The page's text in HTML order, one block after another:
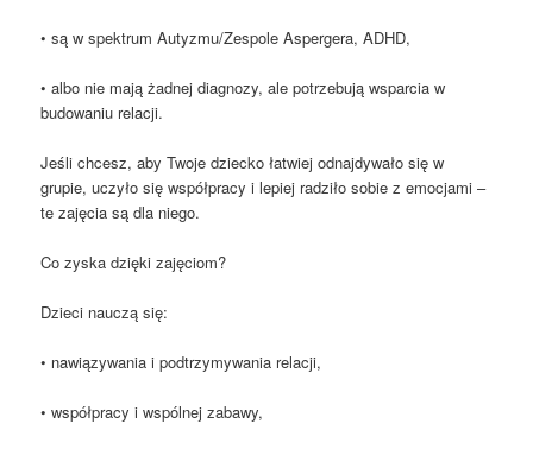
• są w spektrum Autyzmu/Zespole Aspergera, ADHD,
• albo nie mają żadnej diagnozy, ale potrzebują wsparcia w
budowaniu relacji.
Jeśli chcesz, aby Twoje dziecko łatwiej odnajdywało się w
grupie, uczyło się współpracy i lepiej radziło sobie z emocjami –
te zajęcia są dla niego.
Co zyska dzięki zajęciom?
Dzieci nauczą się:
• nawiązywania i podtrzymywania relacji,
• współpracy i wspólnej zabawy,